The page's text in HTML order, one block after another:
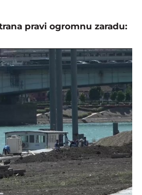
pravi ogromnu zaradu: